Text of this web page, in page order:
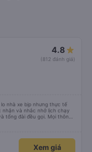
4.8
(812 đánh giá)
nhà xe bịp nhưng thực tế
tổng đài đều gọi. Mọi thông
khớp trong email nhận
Xem giá